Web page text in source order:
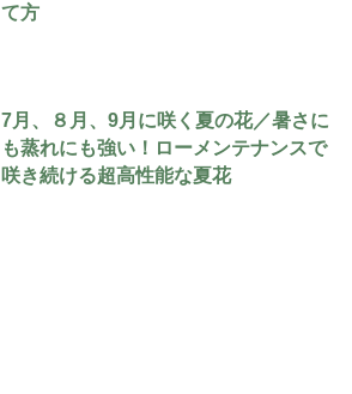
て方
7月、８月、9月に咲く夏の花／暑さに
も蒸れにも強い！ローメンテナンスで
咲き続ける超高性能な夏花